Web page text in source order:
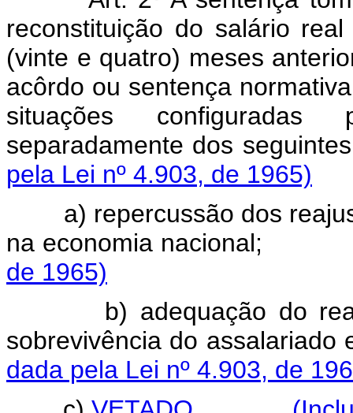
reconstituição do salário
(vinte e quatro) meses
acôrdo ou sentença
situações
separadamente dos
pela Lei nº 4.903, de 1965)
a) repercussão dos
na economia
de 1965)
b) adequação do
sobrevivência do
dada pela Lei nº 4.903, de